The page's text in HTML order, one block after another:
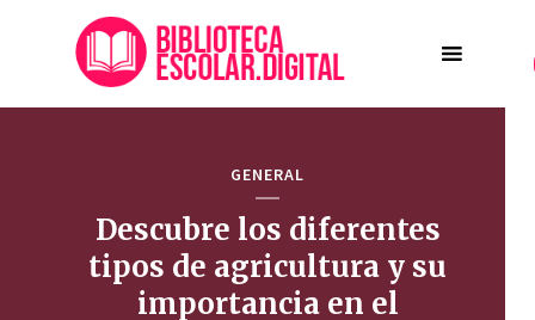
GENERAL
Descubre los diferentes
tipos de agricultura y su
importancia en el